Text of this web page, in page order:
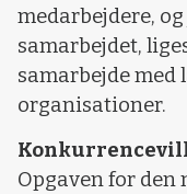
medarbejdere,
samarbejdet,
samarbejde
organisationer.
Opgaven for den